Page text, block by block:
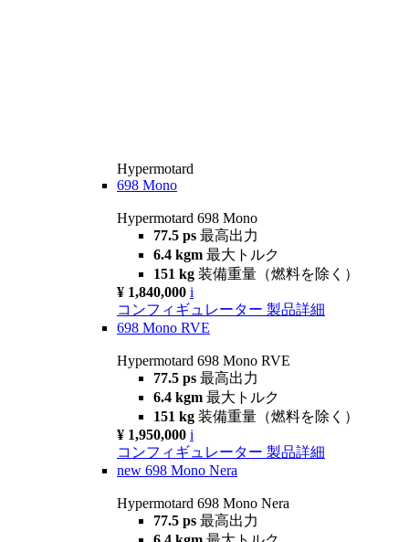
Hypermotard
698 Mono
Hypermotard 698 Mono
77.5 ps 最高出力
6.4 kgm 最大トルク
151 kg 装備重量（燃料を除く）
¥ 1,840,000 i
コンフィギュレーター 製品詳細
698 Mono RVE
Hypermotard 698 Mono RVE
77.5 ps 最高出力
6.4 kgm 最大トルク
151 kg 装備重量（燃料を除く）
¥ 1,950,000 i
コンフィギュレーター 製品詳細
new 698 Mono Nera
Hypermotard 698 Mono Nera
77.5 ps 最高出力